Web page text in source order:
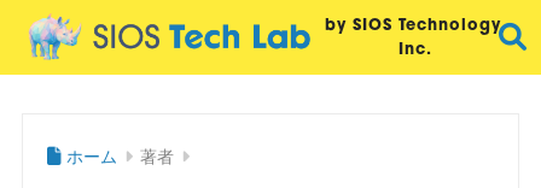
by SIOS Technology,
Inc.
ホーム 著者